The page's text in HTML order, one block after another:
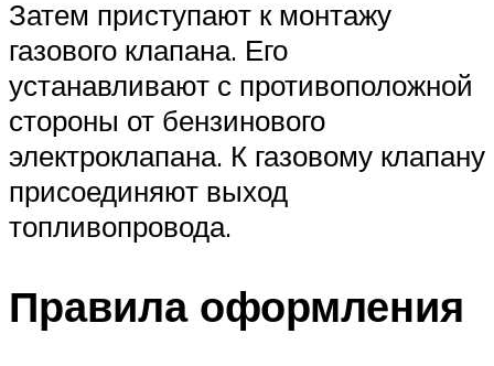
Затем приступают к монтажу
газового клапана. Его
устанавливают с противоположной
стороны от бензинового
электроклапана. К газовому клапану
присоединяют выход
топливопровода.
Правила оформления